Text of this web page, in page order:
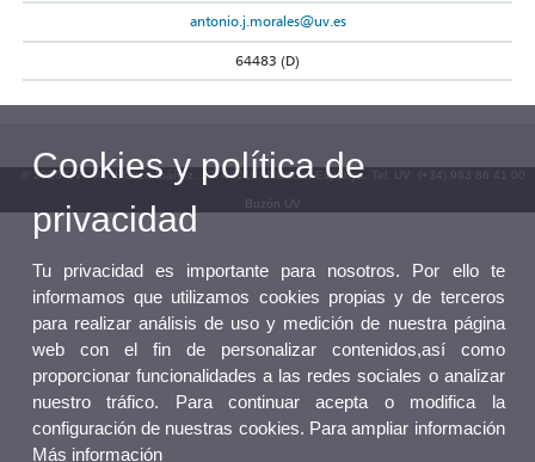
antonio.j.morales@uv.es
64483 (D)
© 2026 UV. - Av. Blasco Ibáñez, 13. 46010 València. Espanya. Tel. UV: (+34) 963 86 41 00
Buzón UV
Cookies y política de
privacidad
Tu privacidad es importante para nosotros. Por ello te
informamos que utilizamos cookies propias y de terceros
para realizar análisis de uso y medición de nuestra página
web con el fin de personalizar contenidos,así como
proporcionar funcionalidades a las redes sociales o analizar
nuestro tráfico. Para continuar acepta o modifica la
configuración de nuestras cookies. Para ampliar información
Más información